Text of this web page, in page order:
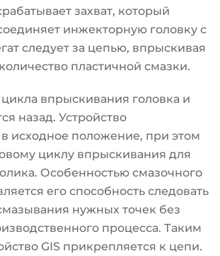
захват, который
инжекторную головку с
следует за цепью, впрыскивая
пластичной смазки.
впрыскивания головка и
назад. Устройство
исходное положение, при этом
циклу впрыскивания для
Особенностью смазочного
его способность следовать
нужных точек без
процесса. Таким
GIS прикрепляется к цепи.